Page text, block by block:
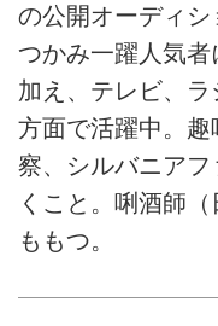
の公開オーディ
つかみ一躍人気
加え、テレビ、
方面で活躍中。
察、シルバニア
くこと。唎酒師
ももつ。